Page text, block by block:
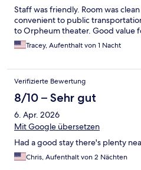
Staff was friendly. Room was
convenient to public
to Orpheum theater. Good value
Tracey, Aufenthalt von 1 Nacht
Verifizierte Bewertung
8/10 – Sehr gut
6. Apr. 2026
Mit Google übersetzen
Had a good stay there's plenty
Chris, Aufenthalt von 2 Nächten